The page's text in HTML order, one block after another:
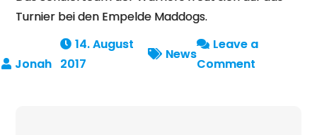
Turnier bei den Empelde Maddogs.
14. August
2017
News
Leave a
Commenton